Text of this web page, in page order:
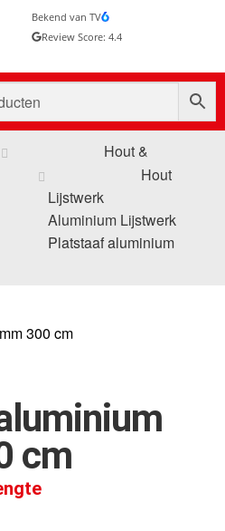
Bekend van TV
Review Score: 4.4
Hout &
Hout
Lijstwerk
Aluminium Lijstwerk
Platstaaf aluminium
cm